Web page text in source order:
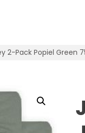
2-Pack Popiel Green